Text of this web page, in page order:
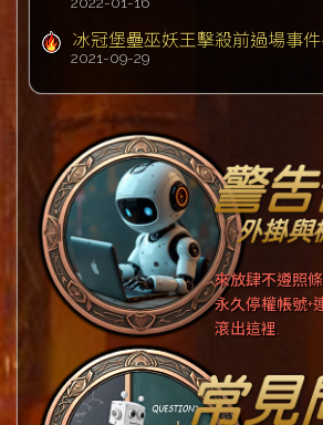
冰冠堡壘巫妖王擊殺前過場事
2021-09-29
來放肆不遵照
永久停權帳號+
滾出這裡.